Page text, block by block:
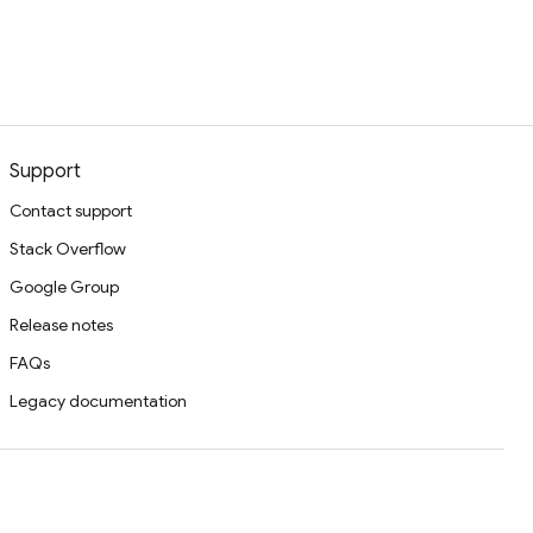
Support
Contact support
Stack Overflow
Google Group
Release notes
FAQs
Legacy documentation